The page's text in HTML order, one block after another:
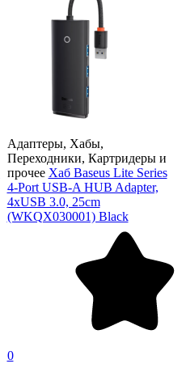
Адаптеры, Хабы,
Переходники, Картридеры и
прочее Хаб Baseus Lite Series
4-Port USB-A HUB Adapter,
4xUSB 3.0, 25cm
(WKQX030001) Black
0